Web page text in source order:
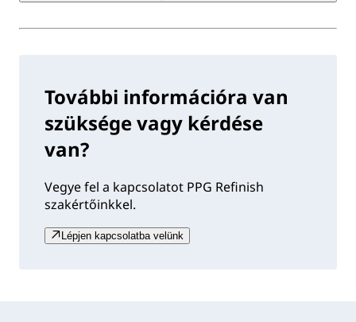
További információra van
szüksége vagy kérdése
van?
Vegye fel a kapcsolatot PPG Refinish
szakértőinkkel.
Lépjen kapcsolatba velünk